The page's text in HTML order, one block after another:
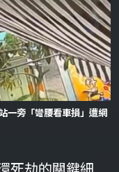
一旁「彎腰看車損」遭網